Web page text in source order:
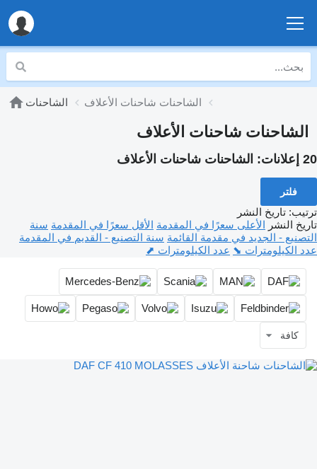
الشاحنات الشاحنات شاحنات الأعلاف
الشاحنات شاحنات الأعلاف
20 إعلانات: الشاحنات شاحنات الأعلاف
فلتر
ترتيب: تاريخ النشر
تاريخ النشر الأعلى سعرًا في المقدمة الأقل سعرًا في المقدمة سنة
التصنيع - الجديد في مقدمة القائمة سنة التصنيع - القديم في المقدمة
عدد الكيلومترات ⬊ عدد الكيلومترات ⬈
كافة